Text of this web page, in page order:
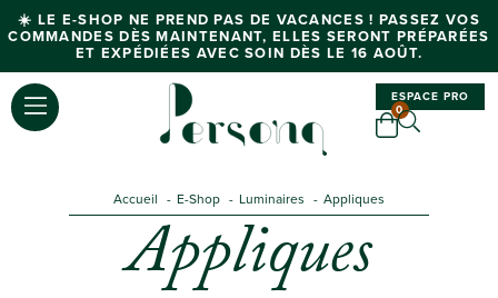
☀️ LE E-SHOP NE PREND PAS DE VACANCES ! PASSEZ VOS
COMMANDES DÈS MAINTENANT, ELLES SERONT PRÉPARÉES
ET EXPÉDIÉES AVEC SOIN DÈS LE 16 AOÛT.
ESPACE PRO
0
Accueil E-Shop Luminaires Appliques
Appliques